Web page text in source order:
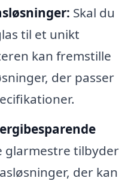
Skal du
til et unikt
kan fremstille
der passer
glarmestre tilbyder
der kan